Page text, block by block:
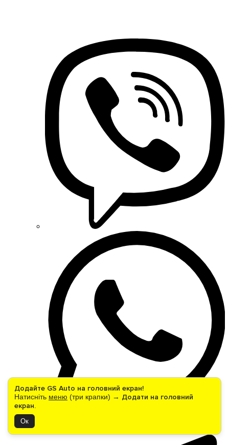
Додайте GS Auto на головний екран!
Натисніть меню (три крапки) → Додати на головний
екран
Ок